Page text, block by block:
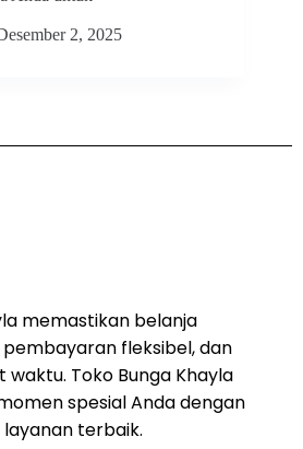
2, 2025
memastikan belanja
fleksibel, dan
Toko Bunga Khayla
spesial Anda dengan
terbaik.